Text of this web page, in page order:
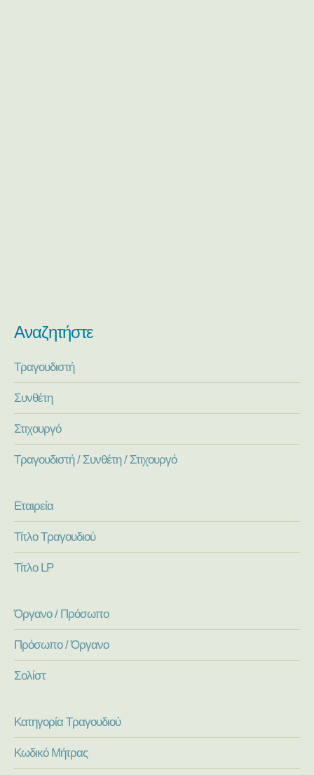
Αναζητήστε
Τραγουδιστή
Συνθέτη
Στιχουργό
Τραγουδιστή / Συνθέτη / Στιχουργό
Εταιρεία
Τίτλο Τραγουδιού
Τίτλο LP
Όργανο / Πρόσωπο
Πρόσωπο / Όργανο
Σολίστ
Κατηγορία Τραγουδιού
Κωδικό Μήτρας